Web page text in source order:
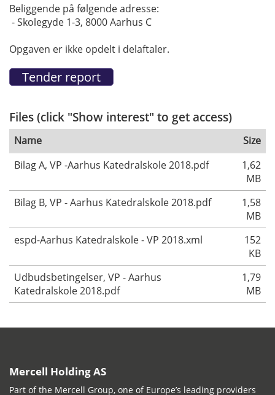
Beliggende på følgende adresse:
- Skolegyde 1-3, 8000 Aarhus C
Opgaven er ikke opdelt i delaftaler.
Files (click "Show interest" to get access)
Name
Size
Bilag A, VP -Aarhus Katedralskole 2018.pdf
1,62
MB
Bilag B, VP - Aarhus Katedralskole 2018.pdf
1,58
MB
espd-Aarhus Katedralskole - VP 2018.xml
152
KB
Udbudsbetingelser, VP - Aarhus
Katedralskole 2018.pdf
1,79
MB
Mercell Holding AS
Part of the Mercell Group, one of Europe’s leading providers